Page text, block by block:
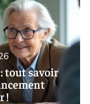
tout savoir
!